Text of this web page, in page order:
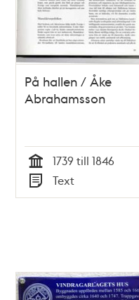
På hallen / Åke
Abrahamsson
Tid
1739 till 1846
Typ
Text